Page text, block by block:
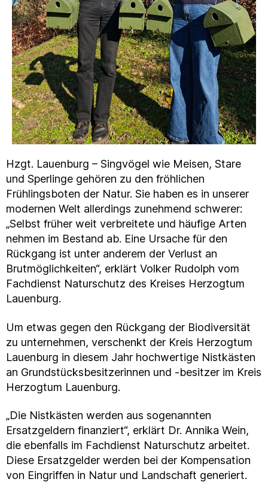
Hzgt. Lauenburg – Singvögel wie Meisen, Stare
und Sperlinge gehören zu den fröhlichen
Frühlingsboten der Natur. Sie haben es in unserer
modernen Welt allerdings zunehmend schwerer:
„Selbst früher weit verbreitete und häufige Arten
nehmen im Bestand ab. Eine Ursache für den
Rückgang ist unter anderem der Verlust an
Brutmöglichkeiten“, erklärt Volker Rudolph vom
Fachdienst Naturschutz des Kreises Herzogtum
Lauenburg.
Um etwas gegen den Rückgang der Biodiversität
zu unternehmen, verschenkt der Kreis Herzogtum
Lauenburg in diesem Jahr hochwertige Nistkästen
an Grundstücksbesitzerinnen und -besitzer im Kreis
Herzogtum Lauenburg.
„Die Nistkästen werden aus sogenannten
Ersatzgeldern finanziert“, erklärt Dr. Annika Wein,
die ebenfalls im Fachdienst Naturschutz arbeitet.
Diese Ersatzgelder werden bei der Kompensation
von Eingriffen in Natur und Landschaft generiert.